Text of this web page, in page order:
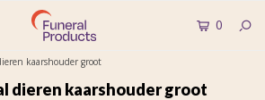
0
kaarshouder groot
dieren kaarshouder groot